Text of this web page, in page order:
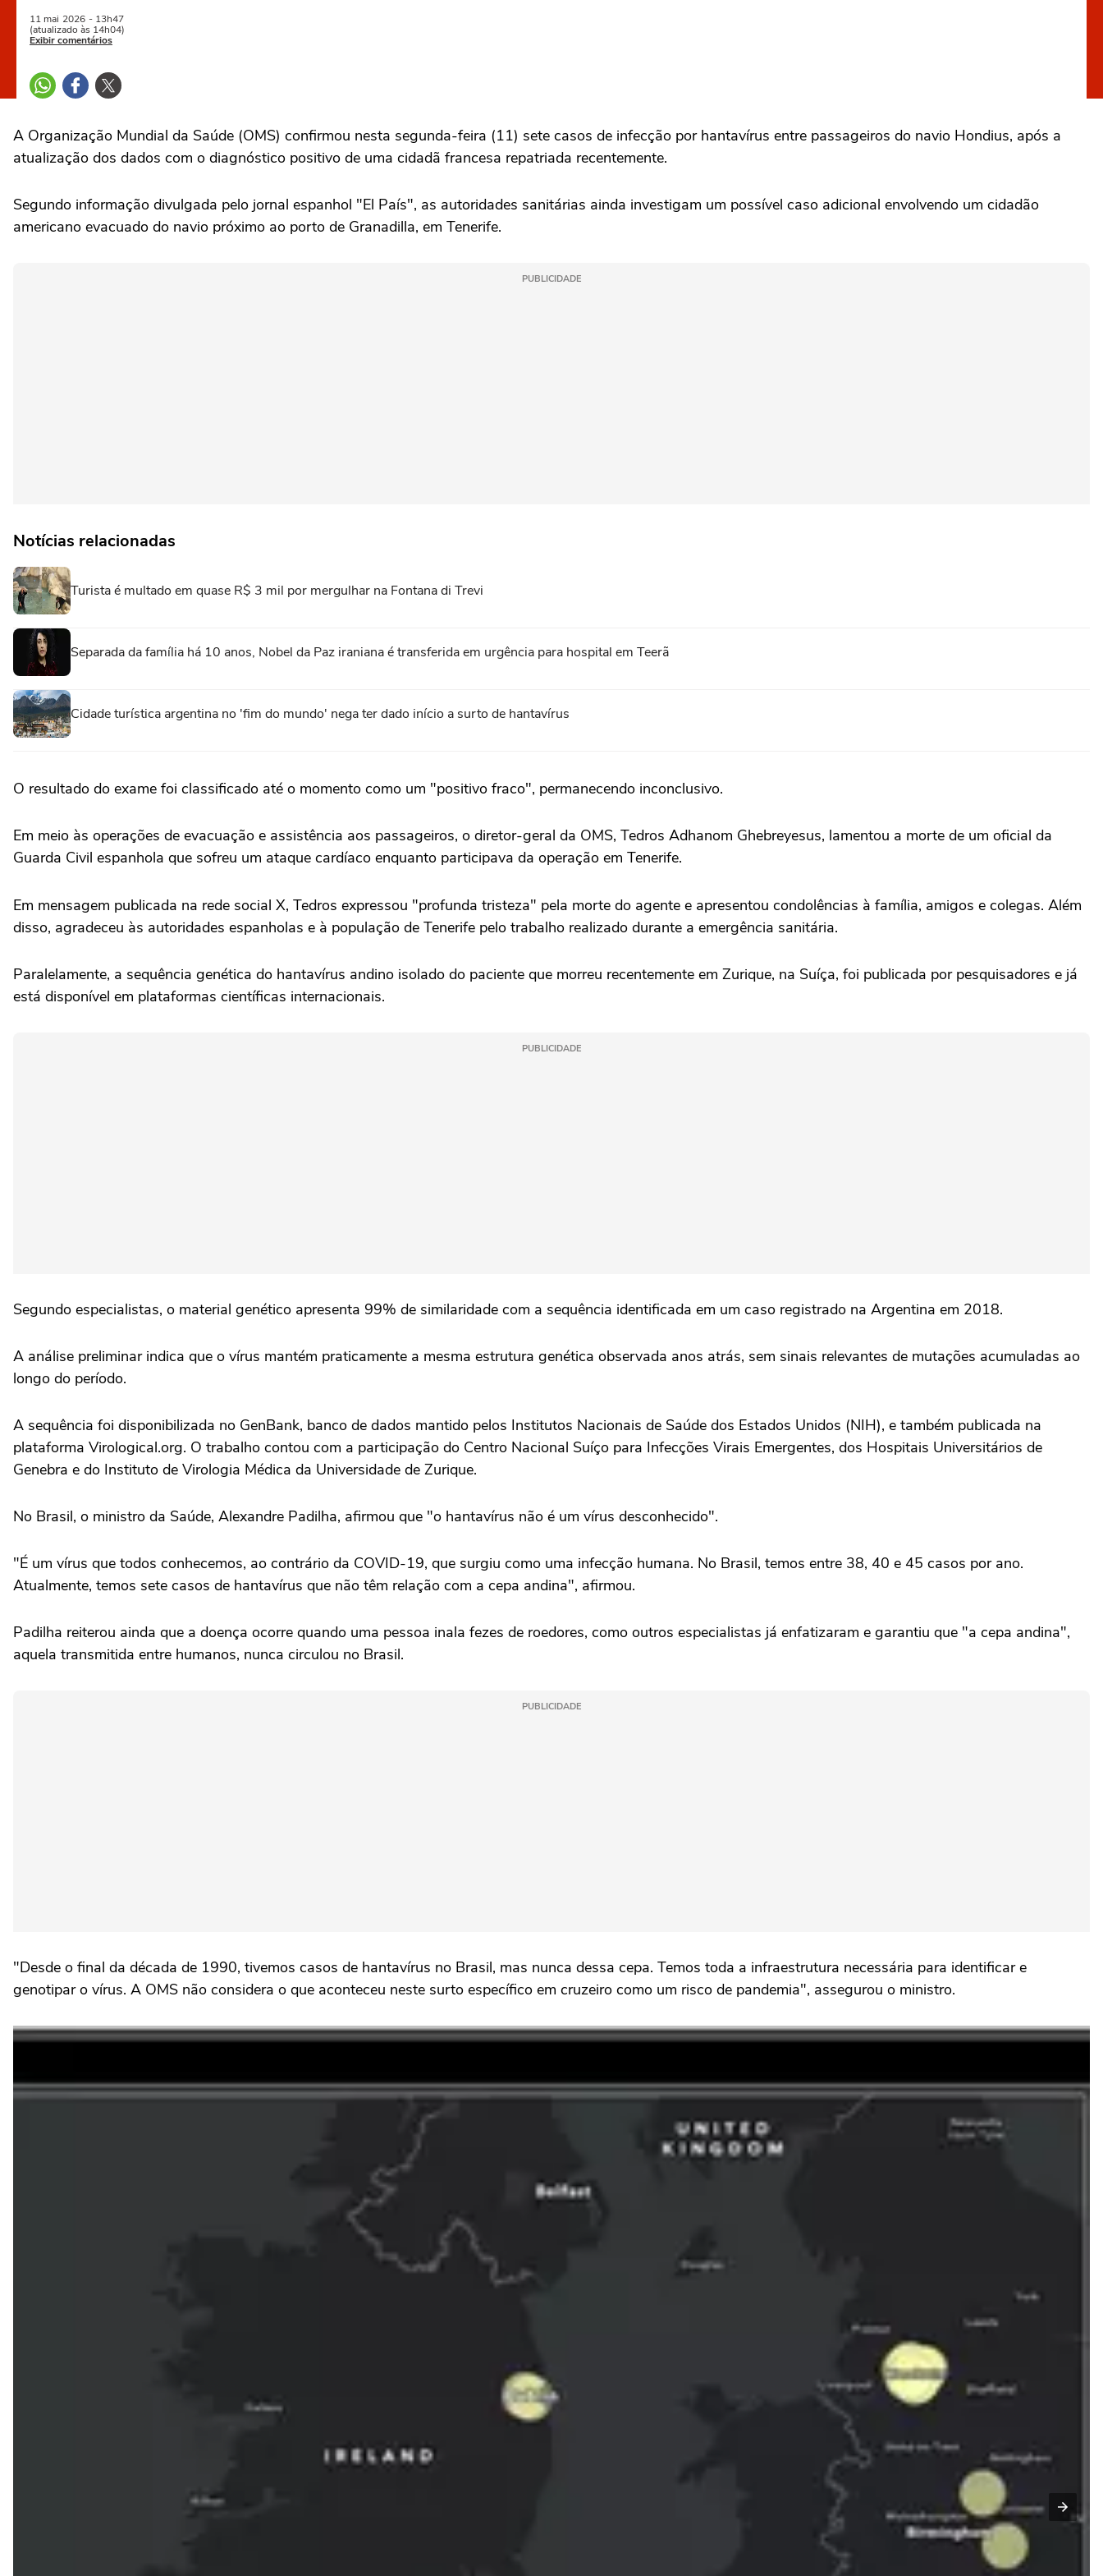
11 mai 2026 - 13h47
(atualizado às 14h04)
Exibir comentários
A Organização Mundial da Saúde (OMS) confirmou nesta segunda-feira (11) sete casos de infecção por hantavírus entre passageiros do navio Hondius, após a
atualização dos dados com o diagnóstico positivo de uma cidadã francesa repatriada recentemente.
Segundo informação divulgada pelo jornal espanhol "El País", as autoridades sanitárias ainda investigam um possível caso adicional envolvendo um cidadão
americano evacuado do navio próximo ao porto de Granadilla, em Tenerife.
PUBLICIDADE
Notícias relacionadas
Turista é multado em quase R$ 3 mil por mergulhar na Fontana di Trevi
Separada da família há 10 anos, Nobel da Paz iraniana é transferida em urgência para hospital em Teerã
Cidade turística argentina no 'fim do mundo' nega ter dado início a surto de hantavírus
O resultado do exame foi classificado até o momento como um "positivo fraco", permanecendo inconclusivo.
Em meio às operações de evacuação e assistência aos passageiros, o diretor-geral da OMS, Tedros Adhanom Ghebreyesus, lamentou a morte de um oficial da
Guarda Civil espanhola que sofreu um ataque cardíaco enquanto participava da operação em Tenerife.
Em mensagem publicada na rede social X, Tedros expressou "profunda tristeza" pela morte do agente e apresentou condolências à família, amigos e colegas. Além
disso, agradeceu às autoridades espanholas e à população de Tenerife pelo trabalho realizado durante a emergência sanitária.
Paralelamente, a sequência genética do hantavírus andino isolado do paciente que morreu recentemente em Zurique, na Suíça, foi publicada por pesquisadores e já
está disponível em plataformas científicas internacionais.
PUBLICIDADE
Segundo especialistas, o material genético apresenta 99% de similaridade com a sequência identificada em um caso registrado na Argentina em 2018.
A análise preliminar indica que o vírus mantém praticamente a mesma estrutura genética observada anos atrás, sem sinais relevantes de mutações acumuladas ao
longo do período.
A sequência foi disponibilizada no GenBank, banco de dados mantido pelos Institutos Nacionais de Saúde dos Estados Unidos (NIH), e também publicada na
plataforma Virological.org. O trabalho contou com a participação do Centro Nacional Suíço para Infecções Virais Emergentes, dos Hospitais Universitários de
Genebra e do Instituto de Virologia Médica da Universidade de Zurique.
No Brasil, o ministro da Saúde, Alexandre Padilha, afirmou que "o hantavírus não é um vírus desconhecido".
"É um vírus que todos conhecemos, ao contrário da COVID-19, que surgiu como uma infecção humana. No Brasil, temos entre 38, 40 e 45 casos por ano.
Atualmente, temos sete casos de hantavírus que não têm relação com a cepa andina", afirmou.
Padilha reiterou ainda que a doença ocorre quando uma pessoa inala fezes de roedores, como outros especialistas já enfatizaram e garantiu que "a cepa andina",
aquela transmitida entre humanos, nunca circulou no Brasil.
PUBLICIDADE
"Desde o final da década de 1990, tivemos casos de hantavírus no Brasil, mas nunca dessa cepa. Temos toda a infraestrutura necessária para identificar e
genotipar o vírus. A OMS não considera o que aconteceu neste surto específico em cruzeiro como um risco de pandemia", assegurou o ministro.